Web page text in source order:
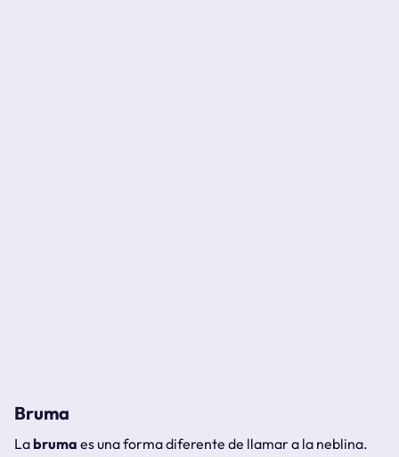
Bruma
Labruma es una forma diferente de llamar a la neblina.